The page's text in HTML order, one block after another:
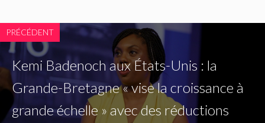
PRÉCÉDENT
Kemi Badenoch aux États-Unis : la
Grande-Bretagne « vise la croissance à
grande échelle » avec des réductions